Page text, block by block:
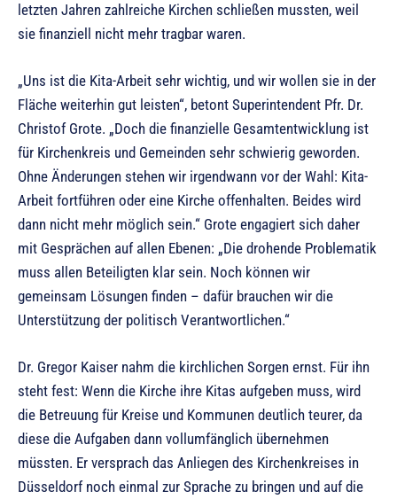
letzten Jahren zahlreiche Kirchen schließen mussten, weil
sie finanziell nicht mehr tragbar waren.
„Uns ist die Kita-Arbeit sehr wichtig, und wir wollen sie in der
Fläche weiterhin gut leisten“, betont Superintendent Pfr. Dr.
Christof Grote. „Doch die finanzielle Gesamtentwicklung ist
für Kirchenkreis und Gemeinden sehr schwierig geworden.
Ohne Änderungen stehen wir irgendwann vor der Wahl: Kita-
Arbeit fortführen oder eine Kirche offenhalten. Beides wird
dann nicht mehr möglich sein.“ Grote engagiert sich daher
mit Gesprächen auf allen Ebenen: „Die drohende Problematik
muss allen Beteiligten klar sein. Noch können wir
gemeinsam Lösungen finden – dafür brauchen wir die
Unterstützung der politisch Verantwortlichen.“
Dr. Gregor Kaiser nahm die kirchlichen Sorgen ernst. Für ihn
steht fest: Wenn die Kirche ihre Kitas aufgeben muss, wird
die Betreuung für Kreise und Kommunen deutlich teurer, da
diese die Aufgaben dann vollumfänglich übernehmen
müssten. Er versprach das Anliegen des Kirchenkreises in
Düsseldorf noch einmal zur Sprache zu bringen und auf die